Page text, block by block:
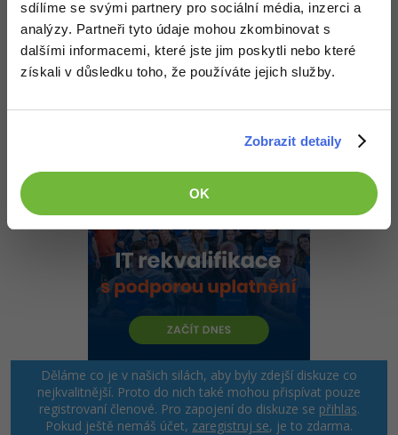
sdílíme se svými partnery pro sociální média, inzerci a
analýzy. Partneři tyto údaje mohou zkombinovat s
dalšími informacemi, které jste jim poskytli nebo které
získali v důsledku toho, že používáte jejich služby.
Zobrazit detaily
OK
ochoten skousnout i mírné funkční nedostatky, protože ty se dají
průběžně odstraňovat.
Pokud tě baví (a jde ti) grafika, zůstaň u ní. Je lepší být skvělý
grafik a frontenďák, než průměrný "programátor všeho"...
Děláme co je v našich silách, aby byly zdejší diskuze co
nejkvalitnější. Proto do nich také mohou přispívat pouze
registrovaní členové. Pro zapojení do diskuze se přihlas.
Pokud ještě nemáš účet, zaregistruj se, je to zdarma.